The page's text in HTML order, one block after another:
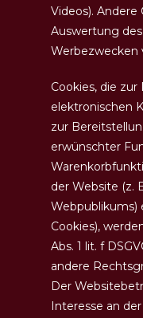
Videos). Andere
Auswertung
Werbezwecken
Cookies, die
elektronischen
zur
erwünschter
der Website (z.
Webpublikums)
Cookies),
Abs. 1 lit. f
andere
Der
Interesse an